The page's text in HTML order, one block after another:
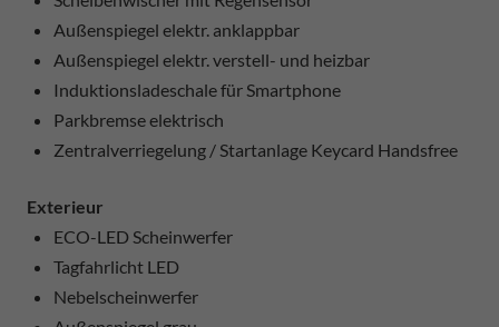
Außenspiegel elektr. anklappbar
Außenspiegel elektr. verstell- und heizbar
Induktionsladeschale für Smartphone
Parkbremse elektrisch
Zentralverriegelung / Startanlage Keycard Handsfree
Exterieur
ECO-LED Scheinwerfer
Tagfahrlicht LED
Nebelscheinwerfer